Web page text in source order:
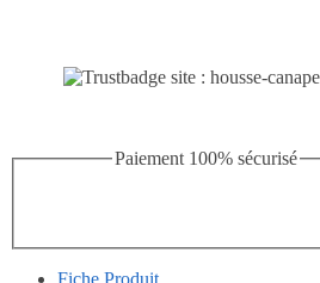
Paiement 100% sécurisé